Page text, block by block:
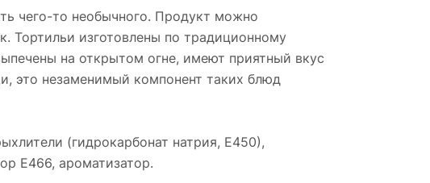
чего-то необычного. Продукт можно
Тортильи изготовлены по традиционному
на открытом огне, имеют приятный вкус
это незаменимый компонент таких блюд
(гидрокарбонат натрия, Е450),
Е466, ароматизатор.